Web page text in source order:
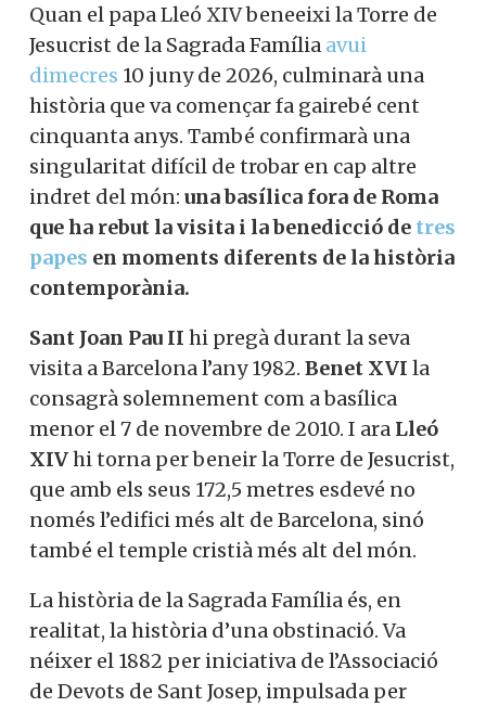
Quan el papa Lleó XIV beneeixi la Torre de
Jesucrist de la Sagrada Família avui
dimecres 10 juny de 2026, culminarà una
història que va començar fa gairebé cent
cinquanta anys. També confirmarà una
singularitat difícil de trobar en cap altre
indret del món: una basílica fora de Roma
que ha rebut la visita i la benedicció de tres
papes en moments diferents de la història
contemporània.
Sant Joan Pau II hi pregà durant la seva
visita a Barcelona l’any 1982. Benet XVI la
consagrà solemnement com a basílica
menor el 7 de novembre de 2010. I ara Lleó
XIVhi torna per beneir la Torre de Jesucrist,
que amb els seus 172,5 metres esdevé no
només l’edifici més alt de Barcelona, sinó
també el temple cristià més alt del món.
La història de la Sagrada Família és, en
realitat, la història d’una obstinació. Va
néixer el 1882 per iniciativa de l’Associació
de Devots de Sant Josep, impulsada per